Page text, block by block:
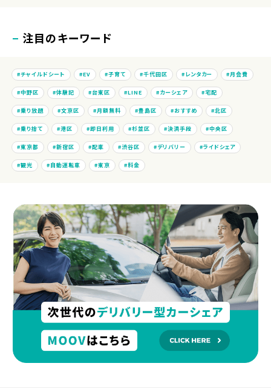
注目のキーワード
チャイルドシート EV 子育て 千代田区 レンタカー 月会費
中野区 体験記 台東区 LINE カーシェア 宅配
乗り放題 文京区 月額無料 豊島区 おすすめ 北区
乗り捨て 港区 即日利用 杉並区 決済手段 中央区
東京都 新宿区 配車 渋谷区 デリバリー ライドシェア
観光 自動運転車 東京 料金